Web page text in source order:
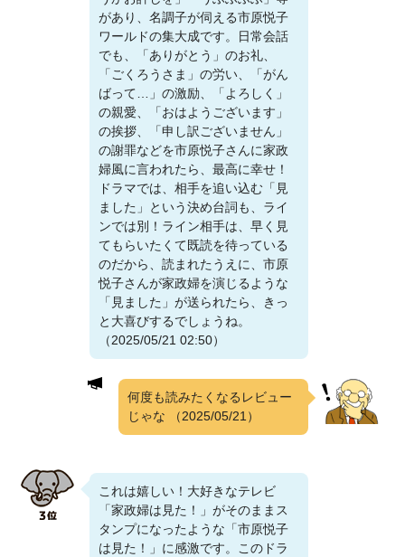
があり、名調子が伺える市原悦子
ワールドの集大成です。日常会話
でも、「ありがとう」のお礼、
「ごくろうさま」の労い、「がん
ばって…」の激励、「よろしく」
の親愛、「おはようございます」
の挨拶、「申し訳ございません」
の謝罪などを市原悦子さんに家政
婦風に言われたら、最高に幸せ！
ドラマでは、相手を追い込む「見
ました」という決め台詞も、ライ
ンでは別！ライン相手は、早く見
てもらいたくて既読を待っている
のだから、読まれたうえに、市原
悦子さんが家政婦を演じるような
「見ました」が送られたら、きっ
と大喜びするでしょうね。
（2025/05/21 02:50）
何度も読みたくなるレビュー
じゃな （2025/05/21）
これは嬉しい！大好きなテレビ
「家政婦は見た！」がそのままス
タンプになったような「市原悦子
は見た！」に感激です。このドラ